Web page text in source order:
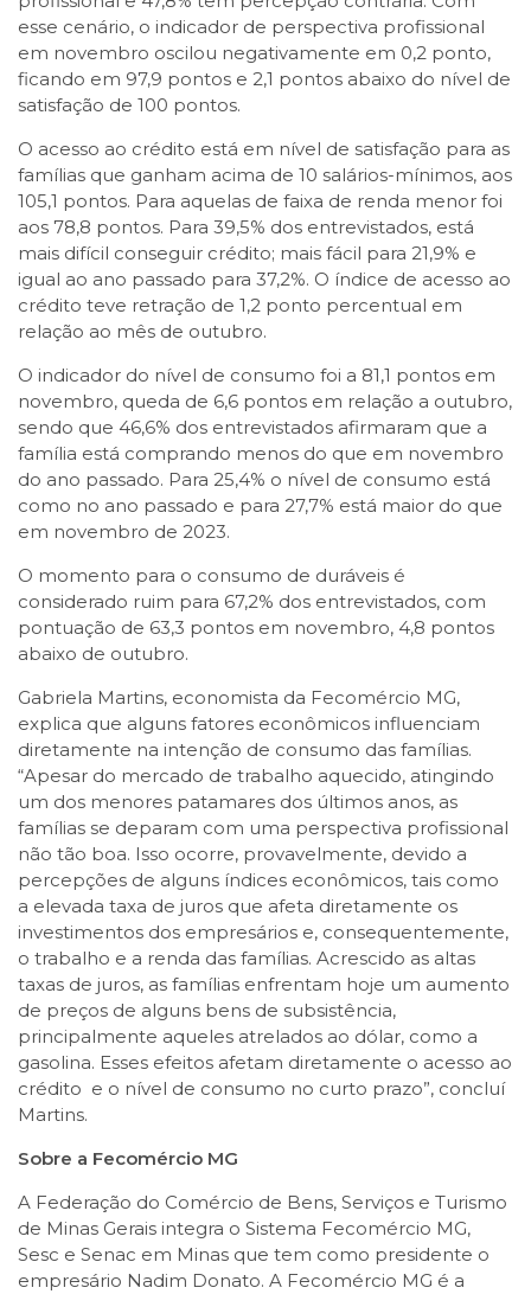
esse cenário, o indicador de perspectiva profissional
em novembro oscilou negativamente em 0,2 ponto,
ficando em 97,9 pontos e 2,1 pontos abaixo do nível de
satisfação de 100 pontos.
O acesso ao crédito está em nível de satisfação para as
famílias que ganham acima de 10 salários-mínimos, aos
105,1 pontos. Para aquelas de faixa de renda menor foi
aos 78,8 pontos. Para 39,5% dos entrevistados, está
mais difícil conseguir crédito; mais fácil para 21,9% e
igual ao ano passado para 37,2%. O índice de acesso ao
crédito teve retração de 1,2 ponto percentual em
relação ao mês de outubro.
O indicador do nível de consumo foi a 81,1 pontos em
novembro, queda de 6,6 pontos em relação a outubro,
sendo que 46,6% dos entrevistados afirmaram que a
família está comprando menos do que em novembro
do ano passado. Para 25,4% o nível de consumo está
como no ano passado e para 27,7% está maior do que
em novembro de 2023.
O momento para o consumo de duráveis é
considerado ruim para 67,2% dos entrevistados, com
pontuação de 63,3 pontos em novembro, 4,8 pontos
abaixo de outubro.
Gabriela Martins, economista da Fecomércio MG,
explica que alguns fatores econômicos influenciam
diretamente na intenção de consumo das famílias.
“Apesar do mercado de trabalho aquecido, atingindo
um dos menores patamares dos últimos anos, as
famílias se deparam com uma perspectiva profissional
não tão boa. Isso ocorre, provavelmente, devido a
percepções de alguns índices econômicos, tais como
a elevada taxa de juros que afeta diretamente os
investimentos dos empresários e, consequentemente,
o trabalho e a renda das famílias. Acrescido as altas
taxas de juros, as famílias enfrentam hoje um aumento
de preços de alguns bens de subsistência,
principalmente aqueles atrelados ao dólar, como a
gasolina. Esses efeitos afetam diretamente o acesso ao
crédito e o nível de consumo no curto prazo”, concluí
Martins.
Sobre a Fecomércio MG
A Federação do Comércio de Bens, Serviços e Turismo
de Minas Gerais integra o Sistema Fecomércio MG,
Sesc e Senac em Minas que tem como presidente o
empresário Nadim Donato. A Fecomércio MG é a